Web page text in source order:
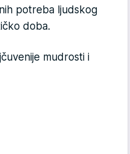
potreba ljudskog
doba.
mudrosti i